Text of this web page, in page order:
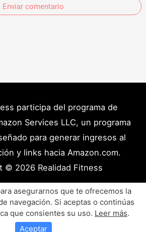
Enviar comentario
participa del programa de
Services LLC, un programa
para generar ingresos al
y links hacia Amazon.com.
© 2026 Realidad Fitness
– Términos y Condiciones
Contacto
Artículos
Recursos Recomendados
asegurarnos que te ofrecemos la
navegación. Si aceptas o continúas
que consientes su uso. Leer más.
Aceptar